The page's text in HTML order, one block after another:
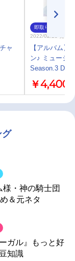
ャ
即取り
2022/02/23 発売
【アルバム
ン♪ ミュージ
Season.3 DX
￥4,400
グ
様・神の騎士団
＆元ネタ
ガル』もっと好
知識